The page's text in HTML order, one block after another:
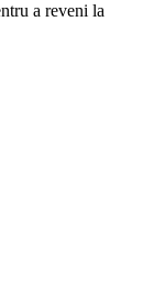
a reveni la